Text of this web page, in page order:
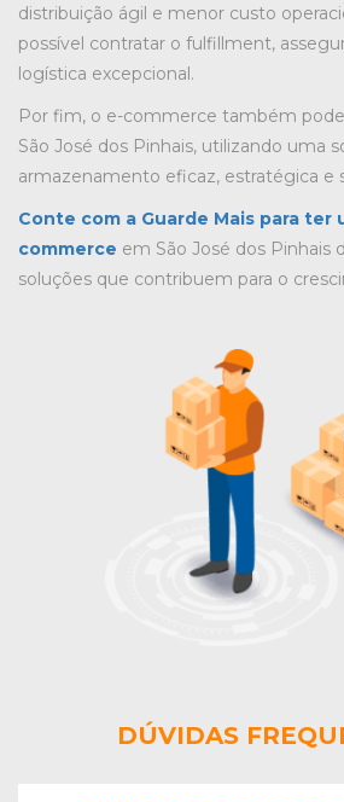
distribuição ágil e menor custo
possível contratar o fulfillment,
logística excepcional.
Por fim, o e-commerce também
São José dos Pinhais, utilizando uma
armazenamento eficaz, estratégica e
Conte com a Guarde Mais para ter
commerce em São José dos Pinhais
soluções que contribuem para o
DÚVIDAS